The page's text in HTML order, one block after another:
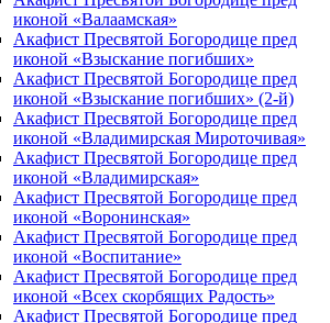
иконой «Валаамская»
Акафист Пресвятой Богородице пред
иконой «Взыскание погибших»
Акафист Пресвятой Богородице пред
иконой «Взыскание погибших» (2-й)
Акафист Пресвятой Богородице пред
иконой «Владимирская Мироточивая»
Акафист Пресвятой Богородице пред
иконой «Владимирская»
Акафист Пресвятой Богородице пред
иконой «Воронинская»
Акафист Пресвятой Богородице пред
иконой «Воспитание»
Акафист Пресвятой Богородице пред
иконой «Всех скорбящих Радость»
Акафист Пресвятой Богородице пред